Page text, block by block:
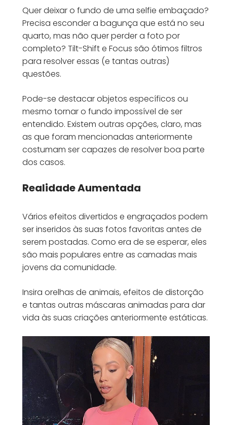
Quer deixar o fundo de uma selfie embaçado?
Precisa esconder a bagunça que está no seu
quarto, mas não quer perder a foto por
completo? Tilt-Shift e Focus são ótimos filtros
para resolver essas (e tantas outras)
questões.
Pode-se destacar objetos específicos ou
mesmo tornar o fundo impossível de ser
entendido. Existem outras opções, claro, mas
as que foram mencionadas anteriormente
costumam ser capazes de resolver boa parte
dos casos.
Realidade Aumentada
Vários efeitos divertidos e engraçados podem
ser inseridos às suas fotos favoritas antes de
serem postadas. Como era de se esperar, eles
são mais populares entre as camadas mais
jovens da comunidade.
Insira orelhas de animais, efeitos de distorção
e tantas outras máscaras animadas para dar
vida às suas criações anteriormente estáticas.